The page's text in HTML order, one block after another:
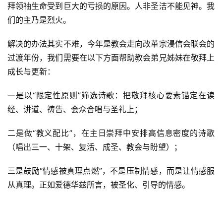
拜领袖生命受到巨大的亏损的原因。人非圣洁不能见神。我
们的主乃是烈火。
解决的办法其实不难，今年是教会走向改革宗浸信会联会的
过渡年份，我们需要在以下方面帮助教会弟兄姊妹在敬拜上
成长与更新：
一是以“限定性原则”筛选诗歌：把敬拜核心要素锚定在读
经、讲道、祷告、会众合唱与圣礼上；
二是做“教义配比”，在主日崇拜中安排高信息密度的诗歌
（唱出三一、十架、复活、成圣、教会与盼望）；
三是鼓励“情感被真理点燃”，不是压制情感，而是让情感服
从真理。正如爱德华兹所言，被圣化、引导的情感。